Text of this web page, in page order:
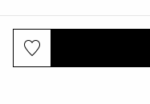
Envíos y devoluciones